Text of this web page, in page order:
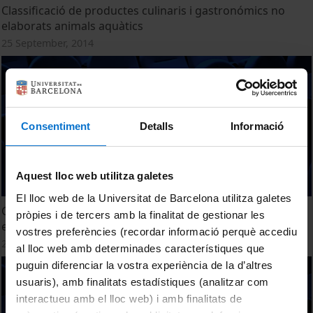
Consentiment Detalls Informació
Aquest lloc web utilitza galetes
El lloc web de la Universitat de Barcelona utilitza galetes
pròpies i de tercers amb la finalitat de gestionar les
vostres preferències (recordar informació perquè accediu
al lloc web amb determinades característiques que
puguin diferenciar la vostra experiència de la d’altres
usuaris), amb finalitats estadístiques (analitzar com
interactueu amb el lloc web) i amb finalitats de
Classificació de productes culinaris i gastronómics no
elaborats animals aquàtics
25 September, 2014
Classificació de productes culinaris i gastronómics no
elaborats derivats
25 September, 2014